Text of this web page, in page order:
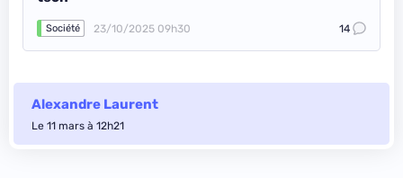
Société 23/10/2025 09h30 14
Alexandre Laurent
Le 11 mars à 12h21